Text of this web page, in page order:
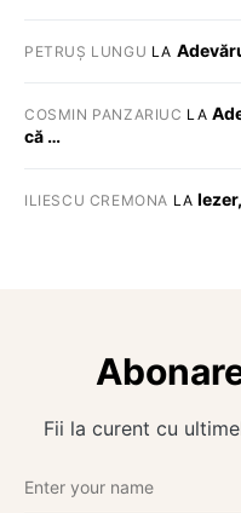
PETRUȘ LUNGU LA
COSMIN PANZARIUC LA
că …
ILIESCU CREMONA LA
Fii la curent cu